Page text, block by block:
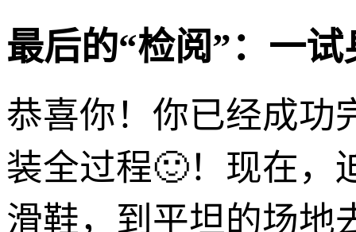
最后的“检阅”：一试
恭喜你！你已经成功
装全过程🙂！现在，
滑鞋，到平坦的场地